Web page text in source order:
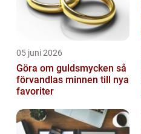
05 juni 2026
Göra om guldsmycken så
förvandlas minnen till nya
favoriter